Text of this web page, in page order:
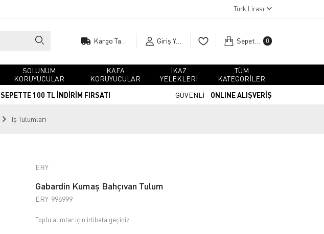
Türk Lirası
Giriş Yap Sepetim 0
SOLUNUM
KORUYUCULAR
KAFA
KORUYUCULAR
İKAZ
YELEKLERİ
TÜM
KATEGORİLER
SEPETTE 100 TL İNDİRİM FIRSATI GÜVENLİ - ONLINE ALIŞVERİŞ
İş Tulumları
ERY
Gabardin Kumaş Bahçıvan Tulum
ERY-996999
Toplu alımlar için irtibata geçiniz.